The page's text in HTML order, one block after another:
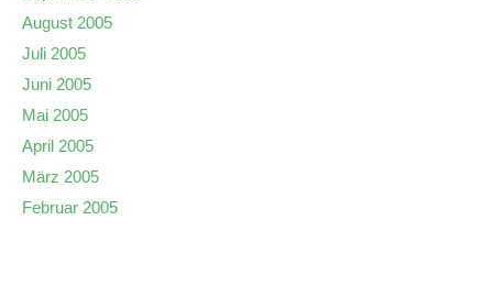
August 2005
Juli 2005
Juni 2005
Mai 2005
April 2005
März 2005
Februar 2005